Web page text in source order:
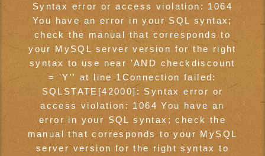
Syntax error or access violation: 1064
You have an error in your SQL syntax;
check the manual that corresponds to
your MySQL server version for the right
syntax to use near 'AND checkdiscount
= 'Y'' at line 1Connection failed:
SQLSTATE[42000]: Syntax error or
access violation: 1064 You have an
error in your SQL syntax; check the
manual that corresponds to your MySQL
server version for the right syntax to